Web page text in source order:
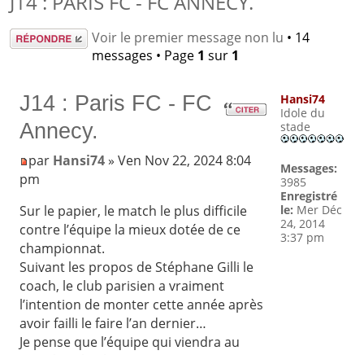
Répondre Voir le premier message non lu • 14
messages • Page 1 sur 1
J14 : Paris FC - FC
Annecy.
par Hansi74» Ven Nov 22, 2024 8:04
pm
Sur le papier, le match le plus difficile
contre l’équipe la mieux dotée de ce
championnat.
Suivant les propos de Stéphane Gilli le
coach, le club parisien a vraiment
l’intention de monter cette année après
avoir failli le faire l’an dernier…
Je pense que l’équipe qui viendra au
Hansi74
Idole du
stade
Messages:
3985
Enregistré
le: Mer Déc
24, 2014
3:37 pm